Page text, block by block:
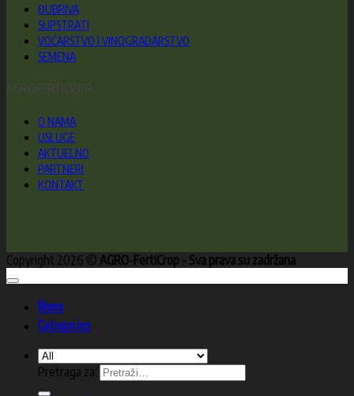
ĐUBRIVA
SUPSTRATI
VOĆARSTVO I VINOGRADARSTVO
SEMENA
AGROFERTICROP
O NAMA
USLUGE
AKTUELNO
PARTNERI
KONTAKT
Copyright 2026 © AGRO-FertiCrop - Sva prava su zadržana
Menu
Categories
Pretraga za: